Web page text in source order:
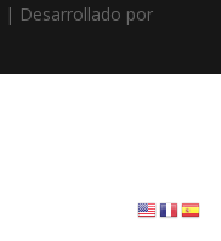
| Desarrollado por